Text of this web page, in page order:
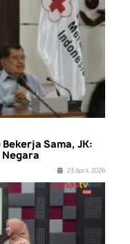
Sama, JK:
23 April, 2026